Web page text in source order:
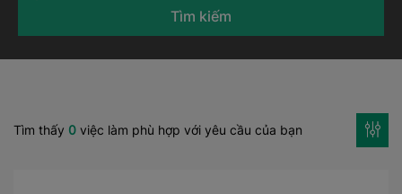
Tìm kiếm
Tìm thấy 0 việc làm phù hợp với yêu cầu của bạn